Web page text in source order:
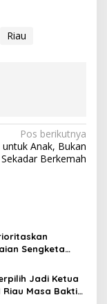
Riau
Pos berikutnya
Anak, Bukan
Sekadar Berkemah
Sengketa
Jadi Ketua
Riau Masa Bakti